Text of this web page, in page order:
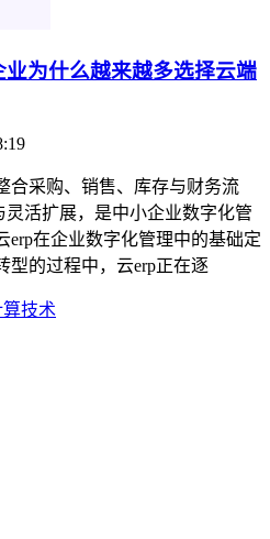
为什么越来越多选择云端
合采购、销售、库存与财务流
活扩展，是中小企业数字化管
erp在企业数字化管理中的基础定
型的过程中，云erp正在逐
技术